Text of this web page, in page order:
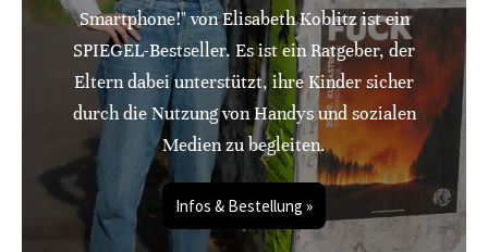
Smartphone!" von Elisabeth Koblitz ist ein
SPIEGEL-Bestseller. Es ist ein Ratgeber, der
Eltern dabei unterstützt, ihre Kinder sicher
durch die Nutzung von Handys und sozialen
Medien zu begleiten.
Infos & Bestellung »